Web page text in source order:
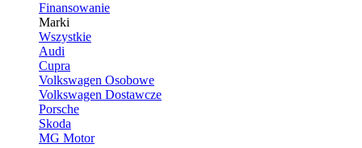
Finansowanie
Marki
Wszystkie
Audi
Cupra
Volkswagen Osobowe
Volkswagen Dostawcze
Porsche
Skoda
MG Motor